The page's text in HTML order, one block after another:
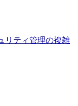
リティ管理の複雑